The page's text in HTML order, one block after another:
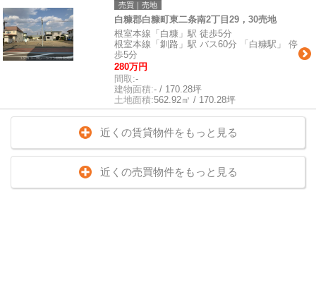
売買｜売地
白糠郡白糠町東二条南2丁目29，30売地
根室本線「白糠」駅 徒歩5分
根室本線「釧路」駅 バス60分 「白糠駅」 停
歩5分
280万円
間取:-
建物面積:- / 170.28坪
土地面積:562.92㎡ / 170.28坪
近くの賃貸物件をもっと見る
近くの売買物件をもっと見る